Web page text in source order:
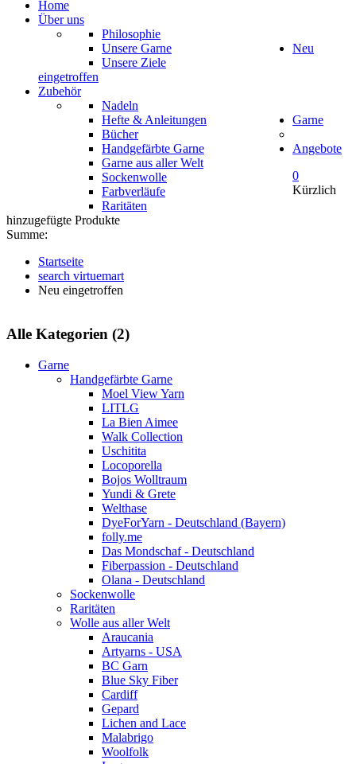
Home
Über uns
Philosophie
Unsere Garne
Unsere Ziele
Neu
eingetroffen
Zubehör
Nadeln
Hefte & Anleitungen
Bücher
Garne
Handgefärbte Garne
Garne aus aller Welt
Sockenwolle
Farbverläufe
Raritäten
Angebote
0
Kürzlich
hinzugefügte Produkte
Summe:
Startseite
search virtuemart
Neu eingetroffen
Alle Kategorien (2)
Garne
Handgefärbte Garne
Moel View Yarn
LITLG
La Bien Aimee
Walk Collection
Uschitita
Locoporella
Bojos Wolltraum
Yundi & Grete
Welthase
DyeForYarn - Deutschland (Bayern)
folly.me
Das Mondschaf - Deutschland
Fiberpassion - Deutschland
Olana - Deutschland
Sockenwolle
Raritäten
Wolle aus aller Welt
Araucania
Artyarns - USA
BC Garn
Blue Sky Fiber
Cardiff
Gepard
Lichen and Lace
Malabrigo
Woolfolk